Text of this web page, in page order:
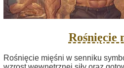
Rośnięcie
Rośnięcie mięśni w senniku